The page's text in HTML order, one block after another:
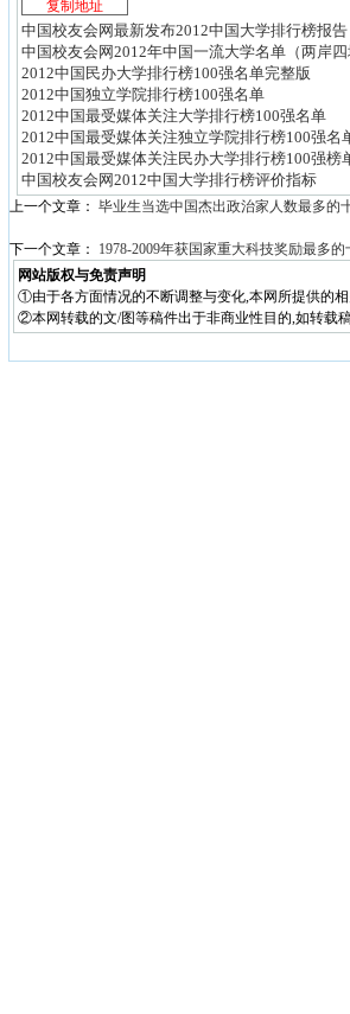
中国校友会网最新发布2012中国大学排行榜报告
中国校友会网2012年中国一流大学名单（两岸四
2012中国民办大学排行榜100强名单完整版
2012中国独立学院排行榜100强名单
2012中国最受媒体关注大学排行榜100强名单
2012中国最受媒体关注独立学院排行榜100强名
2012中国最受媒体关注民办大学排行榜100强榜
中国校友会网2012中国大学排行榜评价指标
上一个文章： 毕业生当选中国杰出政治家人数最多的
下一个文章：
1978-2009年获国家重大科技奖励最多的
网站版权与免责声明
①由于各方面情况的不断调整与变化,本网所提供的
②本网转载的文/图等稿件出于非商业性目的,如转载